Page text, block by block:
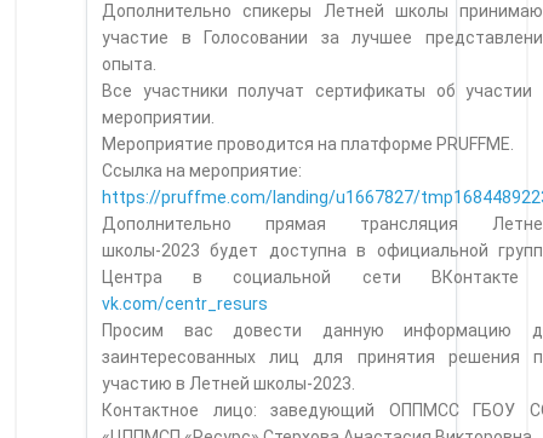
Дополнительно спикеры Летней школы
участие в Голосовании за лучшее
опыта.
Все участники получат сертификаты об участии
мероприятии.
Мероприятие проводится на платформе PRUFFME.
Ссылка на мероприятие:
https://pruffme.com/landing/u1667827/
Дополнительно прямая трансляция
школы-2023 будет доступна в официальной
Центра в социальной сети
vk.com/centr_resurs
Просим вас довести данную информацию
заинтересованных лиц для принятия решения
участию в Летней школы-2023.
Контактное лицо: заведующий ОППМСС ГБОУ